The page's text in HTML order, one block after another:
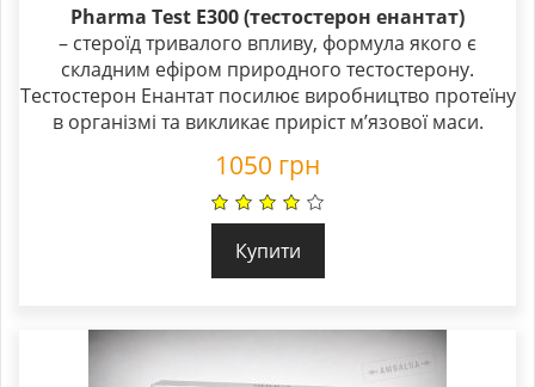
Rated
out of 5
Pharma Test E300 (тестостерон енантат)
– стероїд тривалого впливу, формула якого є
складним ефіром природного тестостерону.
Тестостерон Енантат посилює виробництво протеїну
в організмі та викликає приріст м’язової маси.
1050 грн
Купити